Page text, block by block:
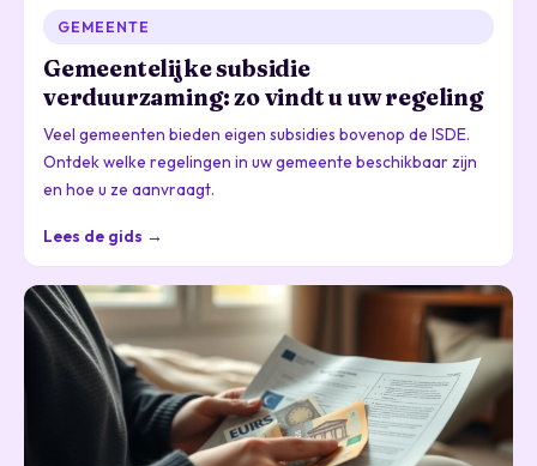
GEMEENTE
Gemeentelijke subsidie
verduurzaming: zo vindt u uw regeling
Veel gemeenten bieden eigen subsidies bovenop de ISDE.
Ontdek welke regelingen in uw gemeente beschikbaar zijn
en hoe u ze aanvraagt.
Lees de gids →